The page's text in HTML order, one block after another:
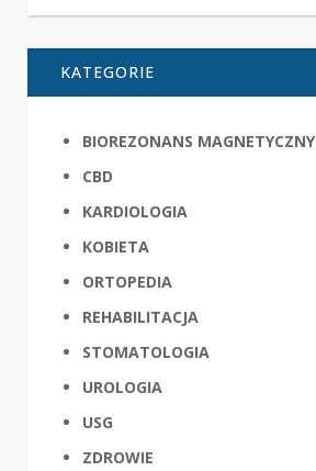
KATEGORIE
BIOREZONANS MAGNETYCZNY
CBD
KARDIOLOGIA
KOBIETA
ORTOPEDIA
REHABILITACJA
STOMATOLOGIA
UROLOGIA
USG
ZDROWIE